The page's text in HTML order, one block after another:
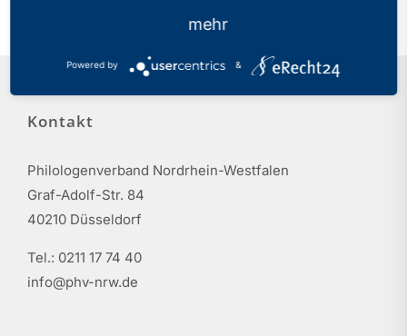
Kontakt
Philologenverband Nordrhein-Westfalen
Graf-Adolf-Str. 84
40210 Düsseldorf
Tel.: 0211 17 74 40
info@phv-nrw.de
mehr
Powered by &